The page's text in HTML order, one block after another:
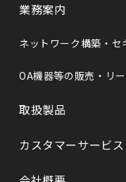
業務案内
ネットワーク構築・セ
OA機器等の販売・リ
取扱製品
カスタマーサービ